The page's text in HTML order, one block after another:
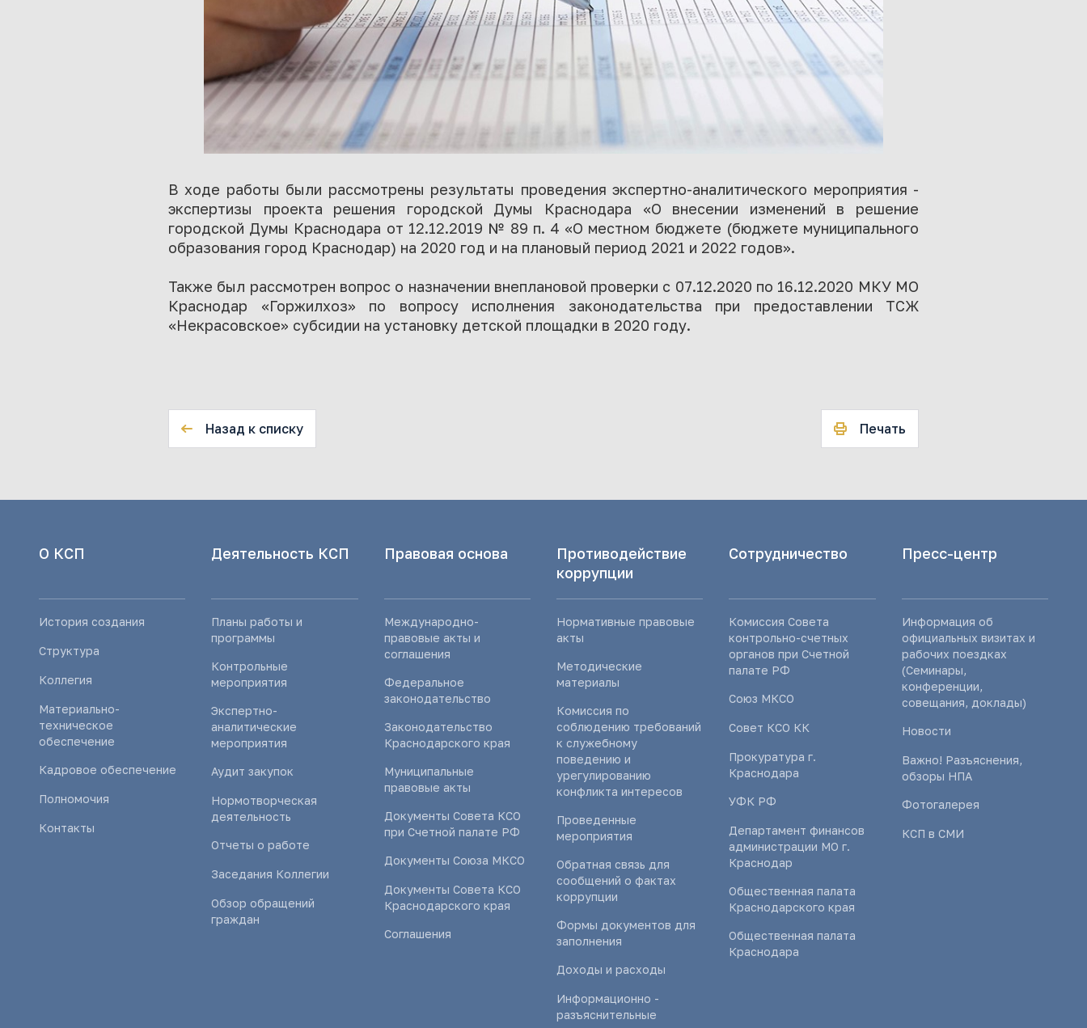
В ходе работы были рассмотрены результаты проведения экспертно-аналитического мероприятия -
экспертизы проекта решения городской Думы Краснодара «О внесении изменений в решение
городской Думы Краснодара от 12.12.2019 № 89 п. 4 «О местном бюджете (бюджете муниципального
образования город Краснодар) на 2020 год и на плановый период 2021 и 2022 годов».
Также был рассмотрен вопрос о назначении внеплановой проверки с 07.12.2020 по 16.12.2020 МКУ МО
Краснодар «Горжилхоз» по вопросу исполнения законодательства при предоставлении ТСЖ
«Некрасовское» субсидии на установку детской площадки в 2020 году.
Назад к списку Печать
О КСП
История создания
Структура
Коллегия
Материально-
техническое
обеспечение
Кадровое обеспечение
Полномочия
Контакты
Деятельность КСП
Планы работы и
программы
Контрольные
мероприятия
Экспертно-
аналитические
мероприятия
Аудит закупок
Нормотворческая
деятельность
Отчеты о работе
Заседания Коллегии
Обзор обращений
граждан
Правовая основа
Международно-
правовые акты и
соглашения
Федеральное
законодательство
Законодательство
Краснодарского края
Муниципальные
правовые акты
Документы Совета КСО
при Счетной палате РФ
Документы Союза МКСО
Документы Совета КСО
Краснодарского края
Соглашения
Противодействие
коррупции
Нормативные правовые
акты
Методические
материалы
Комиссия по
соблюдению требований
к служебному
поведению и
урегулированию
конфликта интересов
Проведенные
мероприятия
Обратная связь для
сообщений о фактах
коррупции
Формы документов для
заполнения
Доходы и расходы
Информационно -
разъяснительные
Сотрудничество
Комиссия Совета
контрольно-счетных
органов при Счетной
палате РФ
Союз МКСО
Совет КСО КК
Прокуратура г.
Краснодара
УФК РФ
Департамент финансов
администрации МО г.
Краснодар
Общественная палата
Краснодарского края
Общественная палата
Краснодара
Пресс-центр
Информация об
официальных визитах и
рабочих поездках
(Семинары,
конференции,
совещания, доклады)
Новости
Важно! Разъяснения,
обзоры НПА
Фотогалерея
КСП в СМИ